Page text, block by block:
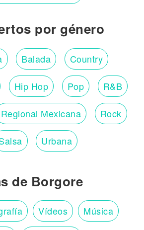
por género
Balada Country
Hip Hop Pop R&B
Regional Mexicana Rock
Urbana
de Borgore
Vídeos Música